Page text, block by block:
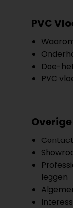
PVC
Doe-
PVC
Overige
Contact
leggen